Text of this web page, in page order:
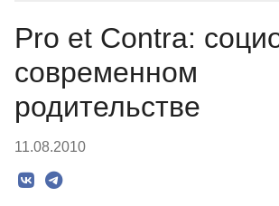
ПОДАТЬ РУКОПИСЬ
КЛЮЧЕВЫЕ СЛОВА
Регистрация
Pro et Contra:
современном
родительстве
11.08.2010